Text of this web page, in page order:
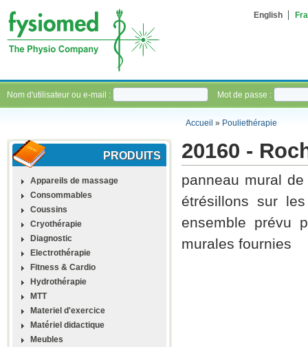
English
Nom d'utilisateur ou e-mail : Mot de passe :
Accueil » Pouliethérapie
PRODUITS
Appareils de massage
Consommables
Coussins
Cryothérapie
Diagnostic
Electrothérapie
Fitness & Cardio
Hydrothérapie
MTT
Materiel d'exercice
Matériel didactique
Meubles
20160 -
panneau mural
étrésillons sur
ensemble prévu
murales fournies